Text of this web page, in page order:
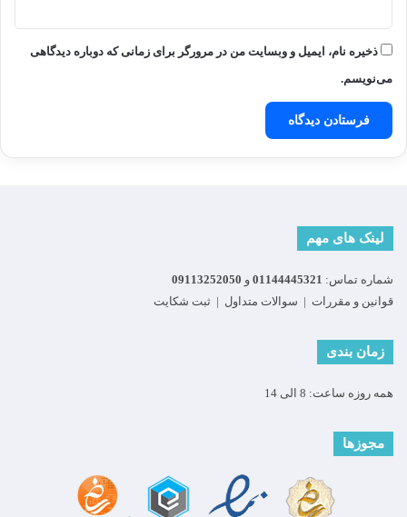
ذخیره نام، ایمیل و وبسایت من در مرورگر برای زمانی که دوباره دیدگاهی
می‌نویسم.
لینک های مهم
شماره تماس: 01144445321 و 09113252050
قوانین و مقررات | سوالات متداول | ثبت شکایت
زمان بندی
همه روزه ساعت: 8 الی 14
مجوزها